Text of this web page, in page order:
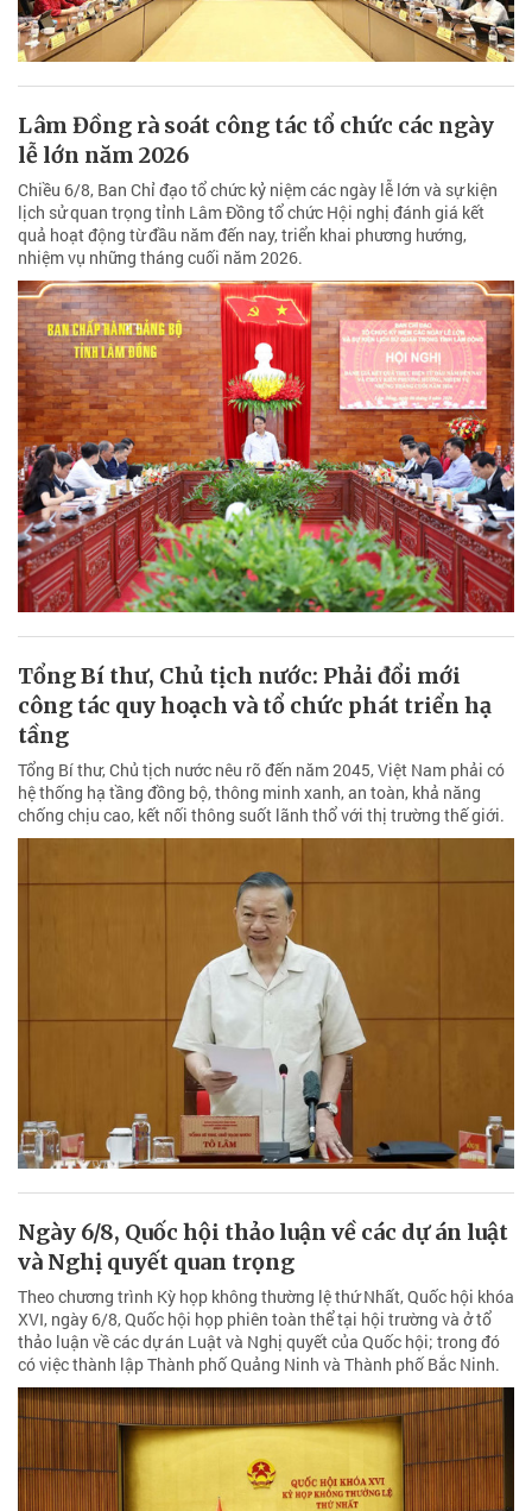
Lâm Đồng rà soát công tác tổ chức các ngày
lễ lớn năm 2026
Chiều 6/8, Ban Chỉ đạo tổ chức kỷ niệm các ngày lễ lớn và sự kiện
lịch sử quan trọng tỉnh Lâm Đồng tổ chức Hội nghị đánh giá kết
quả hoạt động từ đầu năm đến nay, triển khai phương hướng,
nhiệm vụ những tháng cuối năm 2026.
Tổng Bí thư, Chủ tịch nước: Phải đổi mới
công tác quy hoạch và tổ chức phát triển hạ
tầng
Tổng Bí thư, Chủ tịch nước nêu rõ đến năm 2045, Việt Nam phải có
hệ thống hạ tầng đồng bộ, thông minh xanh, an toàn, khả năng
chống chịu cao, kết nối thông suốt lãnh thổ với thị trường thế giới.
Ngày 6/8, Quốc hội thảo luận về các dự án luật
và Nghị quyết quan trọng
Theo chương trình Kỳ họp không thường lệ thứ Nhất, Quốc hội khóa
XVI, ngày 6/8, Quốc hội họp phiên toàn thể tại hội trường và ở tổ
thảo luận về các dự án Luật và Nghị quyết của Quốc hội; trong đó
có việc thành lập Thành phố Quảng Ninh và Thành phố Bắc Ninh.